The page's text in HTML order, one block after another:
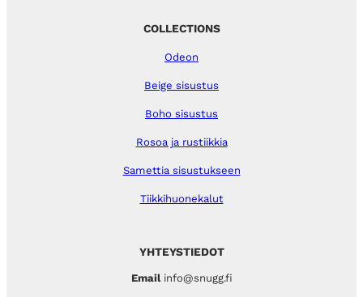
YHTEYSTIEDOT
Emailinfo@snugg.fi
COLLECTIONS
Odeon
Beige sisustus
Boho sisustus
Rosoa ja rustiikkia
Samettia sisustukseen
Tiikkihuonekalut